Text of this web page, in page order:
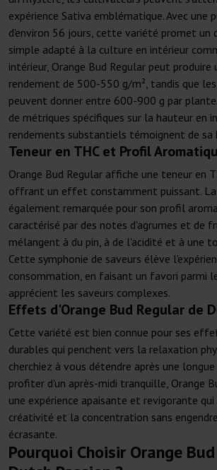
expérience Sativa emblématique. Avec une
d'environ 56 jours, cette variété promet un
simple adapté à la culture en intérieur
intérieur, Orange Bud Regular peut produire
rendement de 500-550 g/m², tandis que
peuvent donner entre 600-900 g par
de métriques spécifiques sur la hauteur en
rendements substantiels témoignent de
Teneur en THC et Profil
Orange Bud Regular affiche une teneur en
offrant un effet constamment puissant.
également remarquée pour son profil
caractérisé par des notes d'agrumes et de
mélangent à du pin, à de l'acidité et à une
Cette symphonie de saveurs élève
consommation, en faisant un favori parmi
apprécient les saveurs complexes.
Effets d'Orange Bud Regular de
Cette variété est bien connue pour ses
durables qui penchent vers la relaxation
cherchiez à vous détendre après une
profiter d'un après-midi tranquille, Orange
une expérience apaisante et revigorante
créativité et la concentration sans
écrasante.
Pourquoi Choisir Orange